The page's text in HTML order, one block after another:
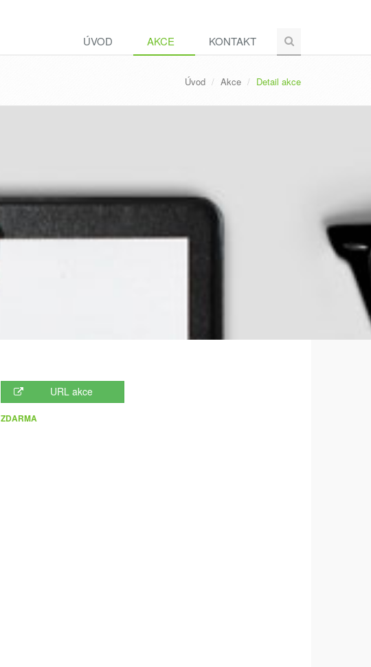
ÚVOD AKCE KONTAKT
Úvod Akce Detail akce
URL akce
ZDARMA